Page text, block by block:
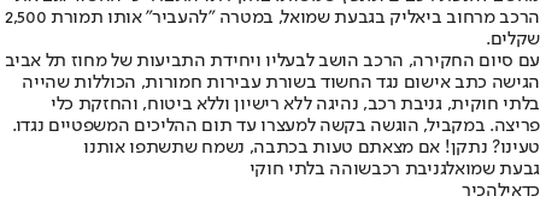
הרכב מרחוב ביאליק בגבעת שמואל, במטרה "להעביר" אותו תמורת 2,500
שקלים.
עם סיום החקירה, הרכב הושב לבעליו ויחידת התביעות של מחוז תל אביב
הגישה כתב אישום נגד החשוד בשורת עבירות חמורות, הכוללות שהייה
בלתי חוקית, גניבת רכב, נהיגה ללא רישיון וללא ביטוח, והחזקת כלי
פריצה. במקביל, הוגשה בקשה למעצרו עד תום ההליכים המשפטיים נגדו.
טעינו? נתקן! אם מצאתם טעות בכתבה, נשמח שתשתפו אותנו
גבעת שמואלגניבת רכבשוהה בלתי חוקי
כדאילהכיר